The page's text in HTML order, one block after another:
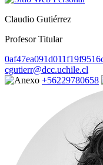
Claudio Gutiérrez
Profesor Titular
cgutierr@dcc.uchile.cl
+56229780658